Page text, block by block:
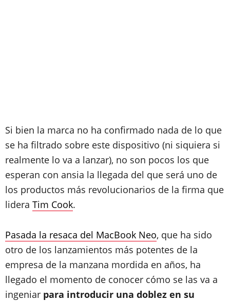
Si bien la marca no ha confirmado nada de lo que
se ha filtrado sobre este dispositivo (ni siquiera si
realmente lo va a lanzar), no son pocos los que
esperan con ansia la llegada del que será uno de
los productos más revolucionarios de la firma que
lidera Tim Cook.
Pasada la resaca del MacBook Neo, que ha sido
otro de los lanzamientos más potentes de la
empresa de la manzana mordida en años, ha
llegado el momento de conocer cómo se las va a
ingeniar para introducir una doblez en su